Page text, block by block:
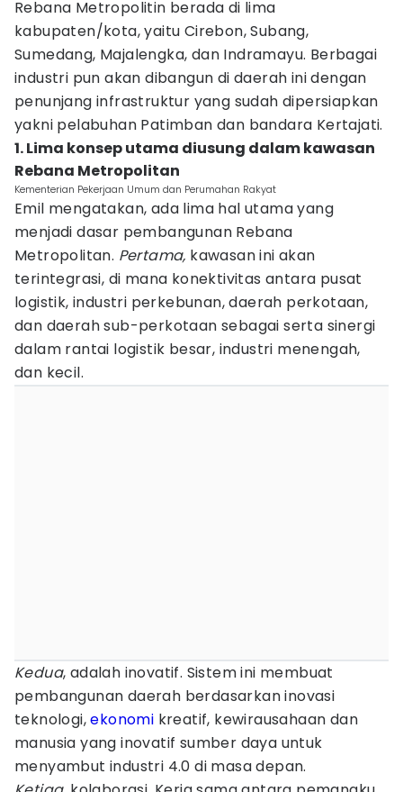
Rebana Metropolitin berada di lima
kabupaten/kota, yaitu Cirebon, Subang,
Sumedang, Majalengka, dan Indramayu. Berbagai
industri pun akan dibangun di daerah ini dengan
penunjang infrastruktur yang sudah dipersiapkan
yakni pelabuhan Patimban dan bandara Kertajati.
1. Lima konsep utama diusung dalam kawasan
Rebana Metropolitan
Kementerian Pekerjaan Umum dan Perumahan Rakyat
Emil mengatakan, ada lima hal utama yang
menjadi dasar pembangunan Rebana
Metropolitan. Pertama, kawasan ini akan
terintegrasi, di mana konektivitas antara pusat
logistik, industri perkebunan, daerah perkotaan,
dan daerah sub-perkotaan sebagai serta sinergi
dalam rantai logistik besar, industri menengah,
dan kecil.
Kedua, adalah inovatif. Sistem ini membuat
pembangunan daerah berdasarkan inovasi
teknologi,ekonomi kreatif, kewirausahaan dan
manusia yang inovatif sumber daya untuk
menyambut industri 4.0 di masa depan.